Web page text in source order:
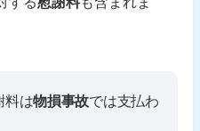
料は物損事故では支払わ